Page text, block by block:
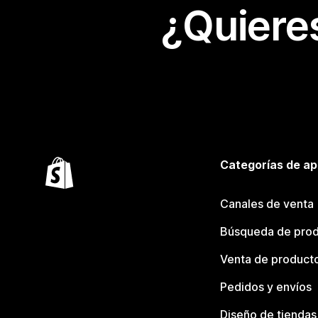
Categorías de
Canales de venta
Búsqueda de
Venta de
Pedidos y envíos
Diseño de tiendas